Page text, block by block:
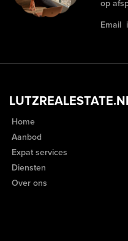
op
Email
Home
Aanbod
Expat services
Diensten
Over ons